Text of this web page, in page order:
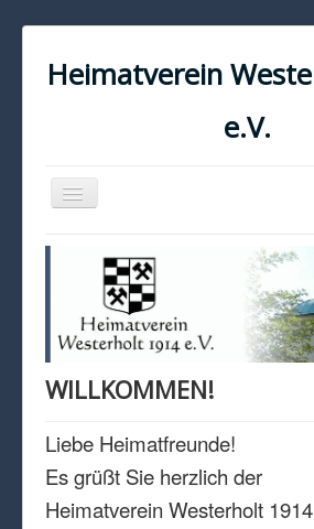
Heimatverein
e.V.
Navigation
an/aus
KONTAKT
IMPRESSUM
DATENSCHUTZ
WILLKOMMEN!
Liebe Heimatfreunde!
Es grüßt Sie herzlich der
Heimatverein Westerholt